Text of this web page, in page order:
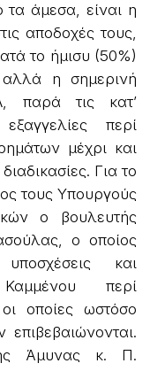
τα άμεσα, είναι η
αποδοχές τους,
το ήμισυ (50%)
η σημερινή
παρά τις κατ’
περί
μέχρι και
Για το
τους Υπουργούς
ο βουλευτής
ο οποίος
υποσχέσεις και
περί
οποίες ωστόσο
Άμυνας κ. Π.